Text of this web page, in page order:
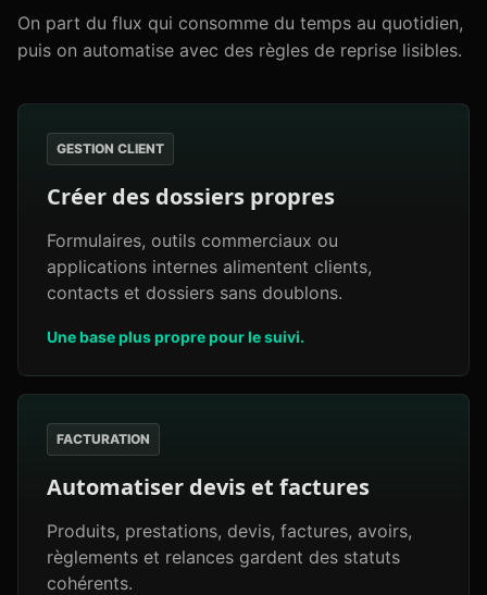
On part du flux qui consomme du temps au quotidien,
puis on automatise avec des règles de reprise lisibles.
GESTION CLIENT
Créer des dossiers propres
Formulaires, outils commerciaux ou
applications internes alimentent clients,
contacts et dossiers sans doublons.
Une base plus propre pour le suivi.
FACTURATION
Automatiser devis et factures
Produits, prestations, devis, factures, avoirs,
règlements et relances gardent des statuts
cohérents.